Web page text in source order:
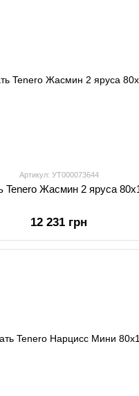
Артикул: УТ000073644
Tenero Жасмин 2 яруса
12 231 грн